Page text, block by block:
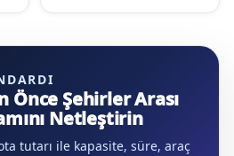
Önce Şehirler Arası
Netleştirin
tutarı ile kapasite, süre, araç